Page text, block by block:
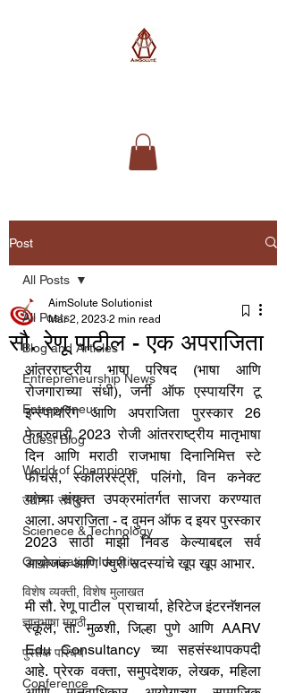
Post
All Posts
Blog and Articles
Entrepreneurship News
Entrepreneur
Guest Blog
World of Champions
उद्योग - संवाद
Scienece & Technology
Organization Identity
विशेष व्यक्ती, विशेष मुलाखत
ज्ञानभाषा मराठी
पुस्तक परिचय
Conference
All Posts
सौ. रेणू पाटील - एक अपराजिता
AimSolute Solutionist
Mar 2, 2023 2 min read
आंतरराष्ट्रीय भाषा परिषद (भाषा आणि
रोजगाराच्या संधी), जर्नी ऑफ एस्पायरिंग टू
इन्स्पायरिंग आणि अपराजिता पुरस्कार 26
फेब्रुवारी 2023 रोजी आंतरराष्ट्रीय मातृभाषा
दिन आणि मराठी राजभाषा दिनानिमित्त स्टे
फीचर्स, स्कॉलरस्ट्री, पलिंगो, विन कनेक्ट
यांच्या संयुक्त उपक्रमांतर्गत साजरा करण्यात
आला. अपराजिता - द वुमन ऑफ द इयर पुरस्कार
2023 साठी माझी निवड केल्याबद्दल सर्व
आयोजक आणि ज्युरी सदस्यांचे खूप खूप आभार.
मी सौ. रेणू पाटील  प्राचार्या, हेरिटेज इंटरनॅशनल
स्कूल, ता. मुळशी, जिल्हा पुणे आणि AARV
Edu Consultancy च्या सहसंस्थापकपदी
आहे. प्रेरक वक्ता, समुपदेशक, लेखक, महिला